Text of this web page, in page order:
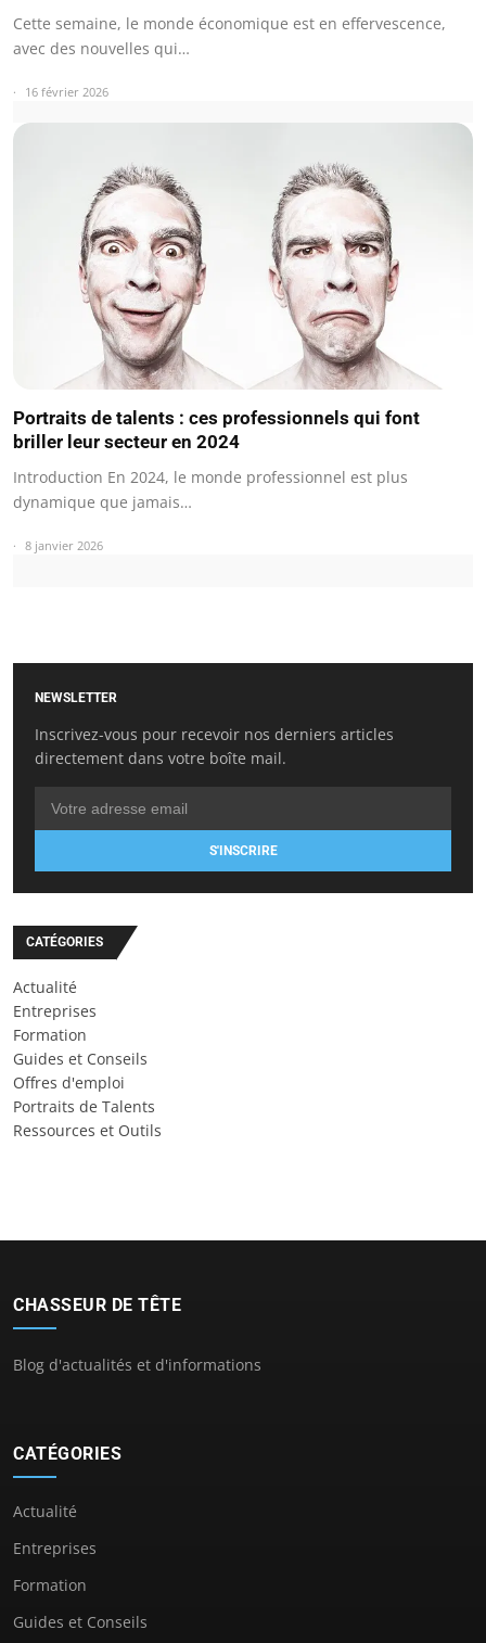
Cette semaine, le monde économique est en effervescence,
avec des nouvelles qui…
16 février 2026
Portraits de talents : ces professionnels qui font
briller leur secteur en 2024
Introduction En 2024, le monde professionnel est plus
dynamique que jamais…
8 janvier 2026
NEWSLETTER
Inscrivez-vous pour recevoir nos derniers articles
directement dans votre boîte mail.
S'INSCRIRE
CATÉGORIES
Actualité
Entreprises
Formation
Guides et Conseils
Offres d'emploi
Portraits de Talents
Ressources et Outils
CHASSEUR DE TÊTE
Blog d'actualités et d'informations
CATÉGORIES
Actualité
Entreprises
Formation
Guides et Conseils